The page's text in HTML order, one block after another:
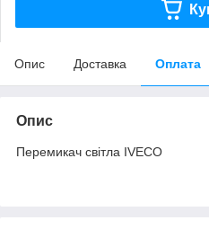
Опис Доставка Оплата
Опис
Перемикач світла IVECO